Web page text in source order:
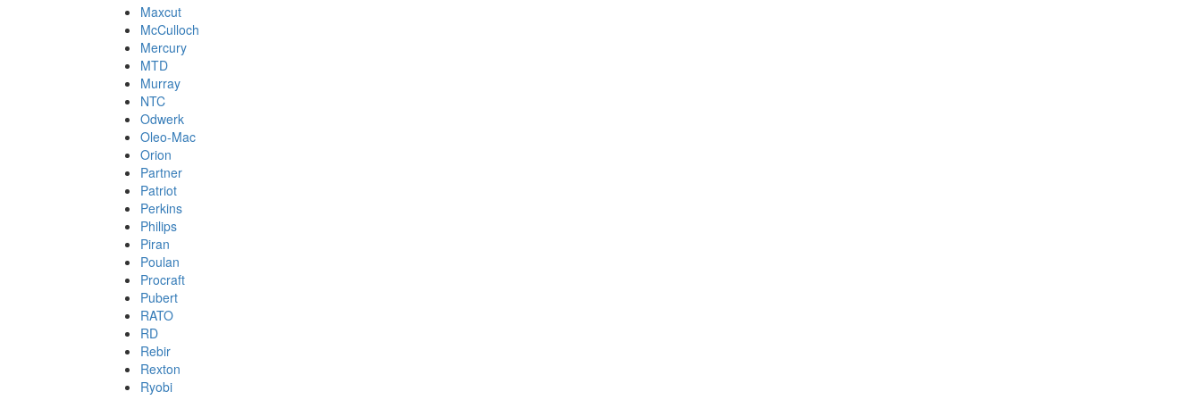
Maxcut
McCulloch
Mercury
MTD
Murray
NTC
Odwerk
Oleo-Mac
Orion
Partner
Patriot
Perkins
Philips
Piran
Poulan
Procraft
Pubert
RATO
RD
Rebir
Rexton
Ryobi